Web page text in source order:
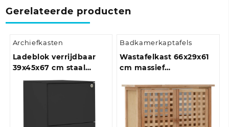
Gerelateerde producten
Archiefkasten
Ladeblok verrijdbaar
39x45x67 cm staal
antracietkleurig
Badkamerkaptafels
Wastafelkast 66x29x61
cm massief